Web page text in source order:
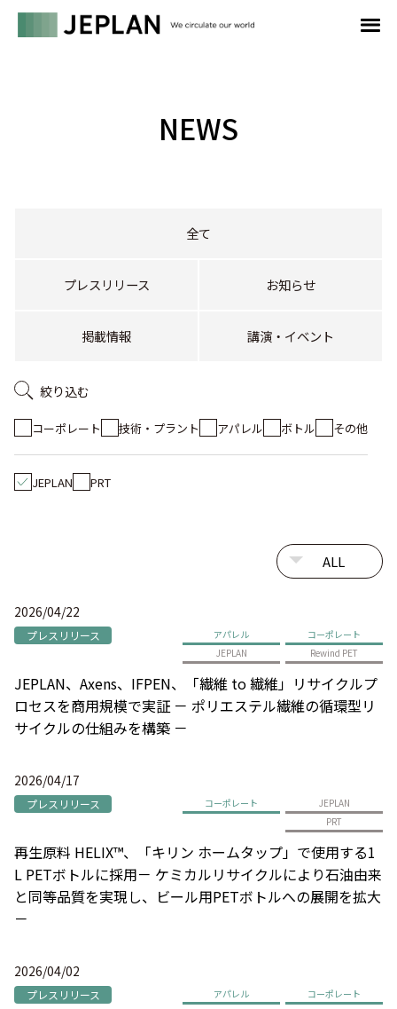
NEWS
全て
プレスリリース お知らせ
掲載情報 講演・イベント
絞り込む
コーポレート 技術・プラント アパレル ボトル その他
JEPLAN PRT
2026/04/22
プレスリリース アパレル
コーポレート
JEPLAN
Rewind PET
JEPLAN、Axens、IFPEN、「繊維 to 繊維」リサイクルプ
ロセスを商用規模で実証 － ポリエステル繊維の循環型リ
サイクルの仕組みを構築 －
2026/04/17
プレスリリース コーポレート
JEPLAN
PRT
再生原料 HELIX™、「キリン ホームタップ」で使用する1
L PETボトルに採用－ ケミカルリサイクルにより石油由来
と同等品質を実現し、ビール用PETボトルへの展開を拡大
－
2026/04/02
プレスリリース アパレル
コーポレート